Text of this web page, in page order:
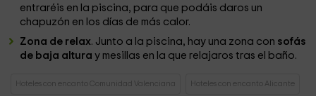
entraréis en la piscina, para que podáis daros un
chapuzón en los días de más calor.
Zona de relax. Junto a la piscina, hay una zona con sofás
de baja altura y mesillas en la que relajaros tras el baño.
Hoteles con encanto Comunidad Valenciana Hoteles con encanto Alicante